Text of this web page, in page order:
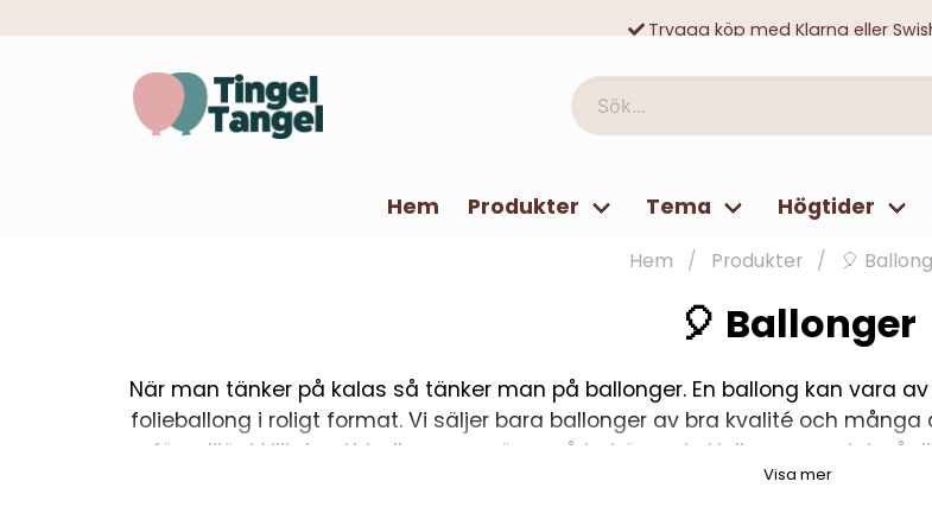
Trygga köp med Klarna eller Swish
Sök...
Hem Produkter Tema Högtider
Hem Produkter 🎈
🎈 Ballonger
När man tänker på kalas så tänker man på ballonger. En ballong kan vara
folieballong i roligt format. Vi säljer bara ballonger av bra kvalité och
för miljön! Vill du att ballongen svävar så behöver du Helium men det går
egna lungor eller med en
Visa mer